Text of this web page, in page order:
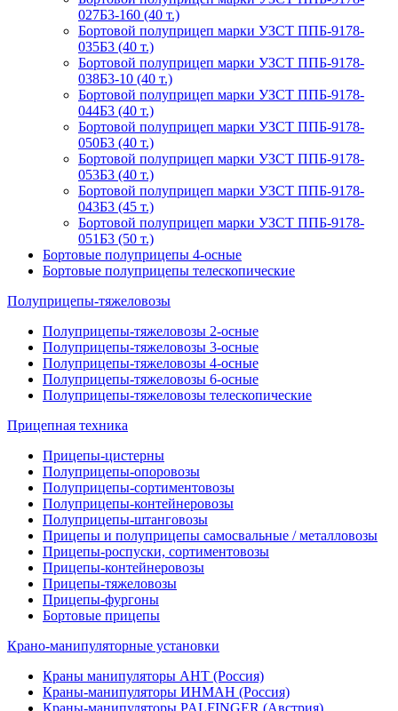
027Б3-160 (40 т.)
Бортовой полуприцеп марки УЗСТ ППБ-9178-
035Б3 (40 т.)
Бортовой полуприцеп марки УЗСТ ППБ-9178-
038Б3-10 (40 т.)
Бортовой полуприцеп марки УЗСТ ППБ-9178-
044Б3 (40 т.)
Бортовой полуприцеп марки УЗСТ ППБ-9178-
050Б3 (40 т.)
Бортовой полуприцеп марки УЗСТ ППБ-9178-
053Б3 (40 т.)
Бортовой полуприцеп марки УЗСТ ППБ-9178-
043Б3 (45 т.)
Бортовой полуприцеп марки УЗСТ ППБ-9178-
051Б3 (50 т.)
Бортовые полуприцепы 4-осные
Бортовые полуприцепы телескопические
Полуприцепы-тяжеловозы
Полуприцепы-тяжеловозы 2-осные
Полуприцепы-тяжеловозы 3-осные
Полуприцепы-тяжеловозы 4-осные
Полуприцепы-тяжеловозы 6-осные
Полуприцепы-тяжеловозы телескопические
Прицепная техника
Прицепы-цистерны
Полуприцепы-опоровозы
Полуприцепы-сортиментовозы
Полуприцепы-контейнеровозы
Полуприцепы-штанговозы
Прицепы и полуприцепы самосвальные / металловозы
Прицепы-роспуски, сортиментовозы
Прицепы-контейнеровозы
Прицепы-тяжеловозы
Прицепы-фургоны
Бортовые прицепы
Крано-манипуляторные установки
Краны манипуляторы АНТ (Россия)
Краны-манипуляторы ИНМАН (Россия)
Краны-манипуляторы PALFINGER (Австрия)